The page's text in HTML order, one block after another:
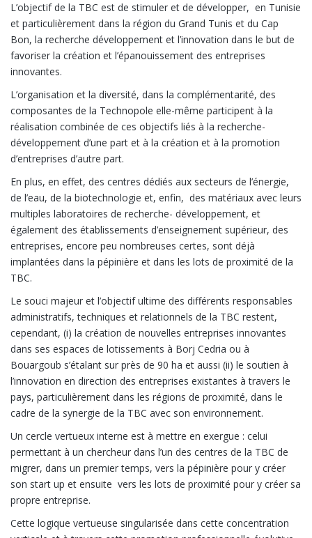
L’objectif de la TBC est de stimuler et de développer, en Tunisie
et particulièrement dans la région du Grand Tunis et du Cap
Bon, la recherche développement et l’innovation dans le but de
favoriser la création et l’épanouissement des entreprises
innovantes.
L’organisation et la diversité, dans la complémentarité, des
composantes de la Technopole elle-même participent à la
réalisation combinée de ces objectifs liés à la recherche-
développement d’une part et à la création et à la promotion
d’entreprises d’autre part.
En plus, en effet, des centres dédiés aux secteurs de l’énergie,
de l’eau, de la biotechnologie et, enfin, des matériaux avec leurs
multiples laboratoires de recherche- développement, et
également des établissements d’enseignement supérieur, des
entreprises, encore peu nombreuses certes, sont déjà
implantées dans la pépinière et dans les lots de proximité de la
TBC.
Le souci majeur et l’objectif ultime des différents responsables
administratifs, techniques et relationnels de la TBC restent,
cependant, (i) la création de nouvelles entreprises innovantes
dans ses espaces de lotissements à Borj Cedria ou à
Bouargoub s’étalant sur près de 90 ha et aussi (ii) le soutien à
l’innovation en direction des entreprises existantes à travers le
pays, particulièrement dans les régions de proximité, dans le
cadre de la synergie de la TBC avec son environnement.
Un cercle vertueux interne est à mettre en exergue : celui
permettant à un chercheur dans l’un des centres de la TBC de
migrer, dans un premier temps, vers la pépinière pour y créer
son start up et ensuite vers les lots de proximité pour y créer sa
propre entreprise.
Cette logique vertueuse singularisée dans cette concentration